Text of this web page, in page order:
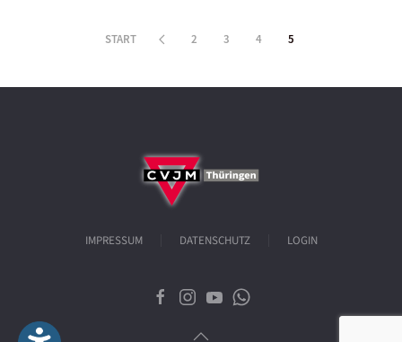
START 2 3 4 5
IMPRESSUM DATENSCHUTZ LOGIN